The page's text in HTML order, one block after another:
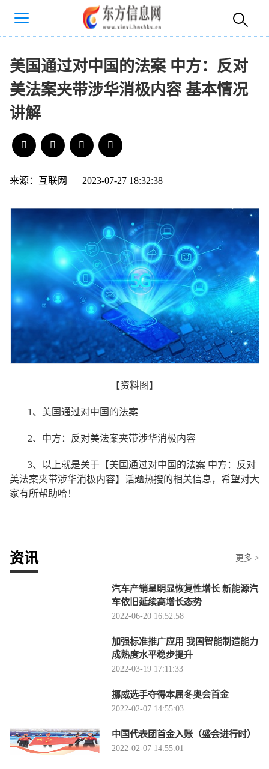
美国通过对中国的法案 中方：反对
美法案夹带涉华消极内容 基本情况
讲解
来源：互联网 2023-07-27 18:32:38
【资料图】
1、美国通过对中国的法案
2、中方：反对美法案夹带涉华消极内容
3、以上就是关于【美国通过对中国的法案 中方：反对
美法案夹带涉华消极内容】话题热搜的相关信息，希望对大
家有所帮助哈！
资讯 更多 >
汽车产销呈明显恢复性增长 新能源汽
车依旧延续高增长态势
2022-06-20 16:52:58
加强标准推广应用 我国智能制造能力
成熟度水平稳步提升
2022-03-19 17:11:33
挪威选手夺得本届冬奥会首金
2022-02-07 14:55:03
中国代表团首金入账（盛会进行时）
2022-02-07 14:55:01